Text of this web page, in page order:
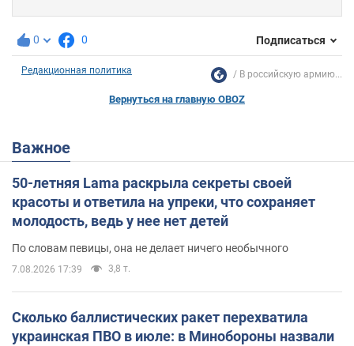
0 0 Подписаться
Редакционная политика В российскую армию...
Вернуться на главную OBOZ
Важное
50-летняя Lama раскрыла секреты своей
красоты и ответила на упреки, что сохраняет
молодость, ведь у нее нет детей
По словам певицы, она не делает ничего необычного
7.08.2026 17:39 3,8 т.
Сколько баллистических ракет перехватила
украинская ПВО в июле: в Минобороны назвали